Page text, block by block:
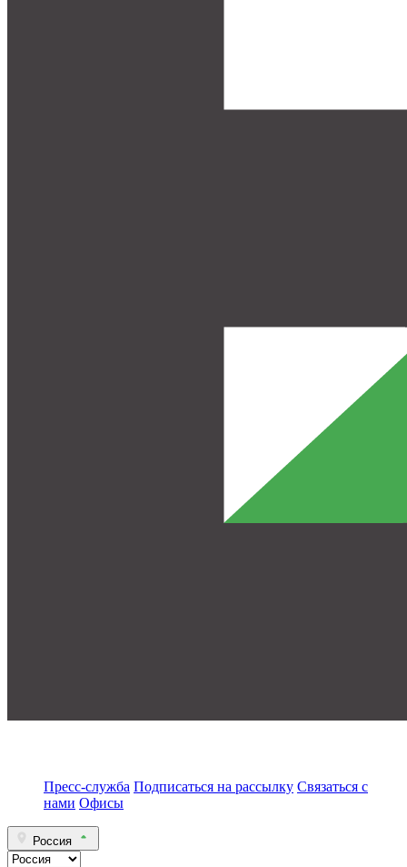
Пресс-служба Подписаться на рассылку Связаться с
нами Офисы
Россия